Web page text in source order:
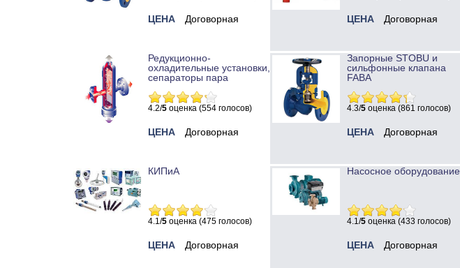
ЦЕНА Договорная ЦЕНА Договорная
Редукционно-
охладительные установки,
сепараторы пара
4.2/5 оценка (554 голосов)
ЦЕНА Договорная
Запорные STOBU и
сильфонные клапана
FABA
4.3/5 оценка (861 голосов)
ЦЕНА Договорная
КИПиА
4.1/5 оценка (475 голосов)
ЦЕНА Договорная
Насосное оборудование
4.1/5 оценка (433 голосов)
ЦЕНА Договорная